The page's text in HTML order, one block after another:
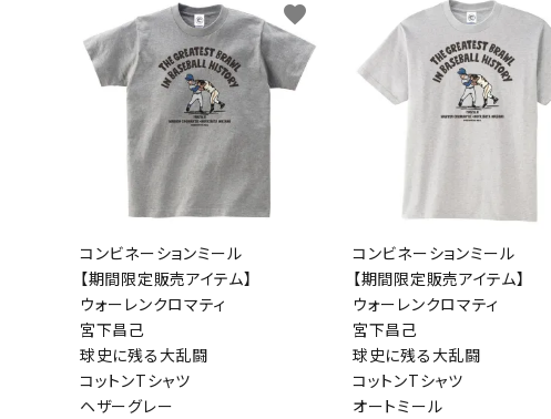
コンビネーションミール
【期間限定販売アイテム】
ウォーレンクロマティ
宮下昌己
球史に残る大乱闘
コットンTシャツ
ヘザーグレー
favorite
コンビネーションミール
【期間限定販売アイテム】
ウォーレンクロマティ
宮下昌己
球史に残る大乱闘
コットンTシャツ
オートミール